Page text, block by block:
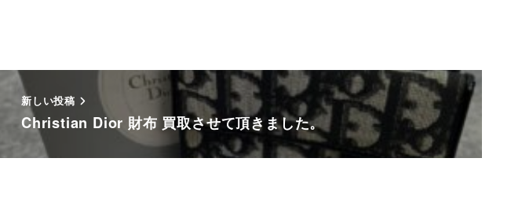
新しい投稿
Christian Dior 財布 買取させて頂きました。